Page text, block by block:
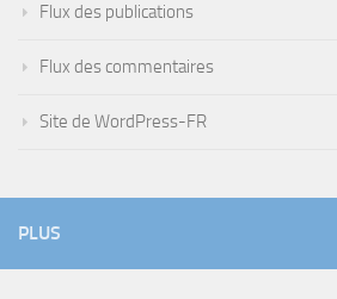
Flux des publications
Flux des commentaires
Site de WordPress-FR
PLUS